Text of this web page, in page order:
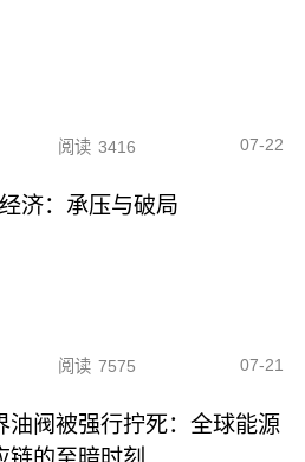
阅读 3416 07-22
济：承压与破局
阅读 7575 07-21
油阀被强行拧死：全球能源